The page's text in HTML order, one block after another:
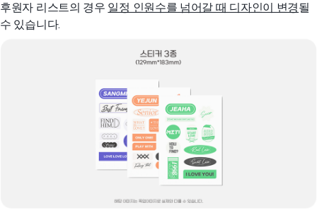
후원자 리스트의 경우 일정 인원수를 넘어갈 때 디자인이 변경될
수 있습니다.